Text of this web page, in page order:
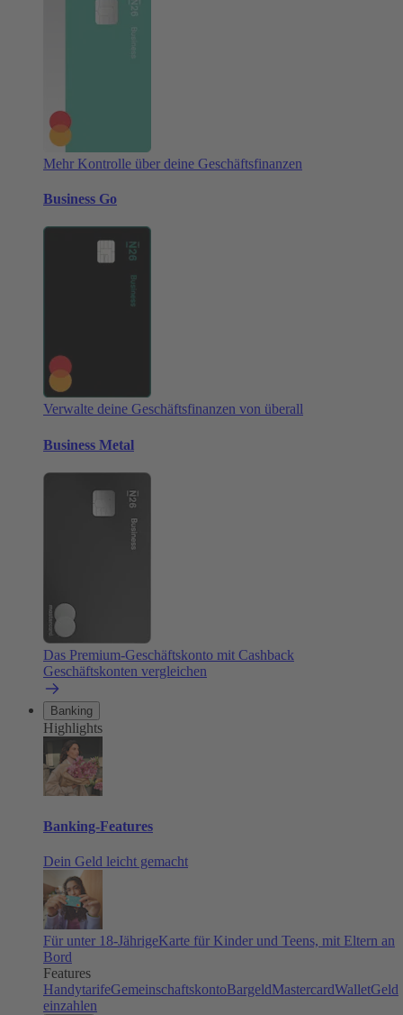
Mehr Kontrolle über deine Geschäftsfinanzen
Business Go
Verwalte deine Geschäftsfinanzen von überall
Business Metal
Das Premium-Geschäftskonto mit Cashback
Geschäftskonten vergleichen
Banking
Highlights
Banking-Features
Dein Geld leicht gemacht
Für unter 18-JährigeKarte für Kinder und Teens, mit Eltern an
Bord
Features
HandytarifeGemeinschaftskontoBargeldMastercardWalletGeld
einzahlen